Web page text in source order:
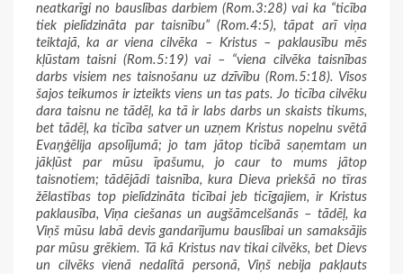
neatkarīgi no bauslības darbiem (Rom.3:28) vai ka “ticība
tiek pielīdzināta par taisnību” (Rom.4:5), tāpat arī viņa
teiktajā, ka ar viena cilvēka – Kristus – paklausību mēs
kļūstam taisni (Rom.5:19) vai – “viena cilvēka taisnības
darbs visiem nes taisnošanu uz dzīvību (Rom.5:18). Visos
šajos teikumos ir izteikts viens un tas pats. Jo ticība cilvēku
dara taisnu ne tādēļ, ka tā ir labs darbs un skaists tikums,
bet tādēļ, ka ticība satver un uzņem Kristus nopelnu svētā
Evaņģēlija apsolījumā; jo tam jātop ticībā saņemtam un
jākļūst par mūsu īpašumu, jo caur to mums jātop
taisnotiem; tādējādi taisnība, kura Dieva priekšā no tīras
žēlastības top pielīdzināta ticībai jeb ticīgajiem, ir Kristus
paklausība, Viņa ciešanas un augšāmcelšanās – tādēļ, ka
Viņš mūsu labā devis gandarījumu bauslībai un samaksājis
par mūsu grēkiem. Tā kā Kristus nav tikai cilvēks, bet Dievs
un cilvēks vienā nedalītā personā, Viņš nebija pakļauts